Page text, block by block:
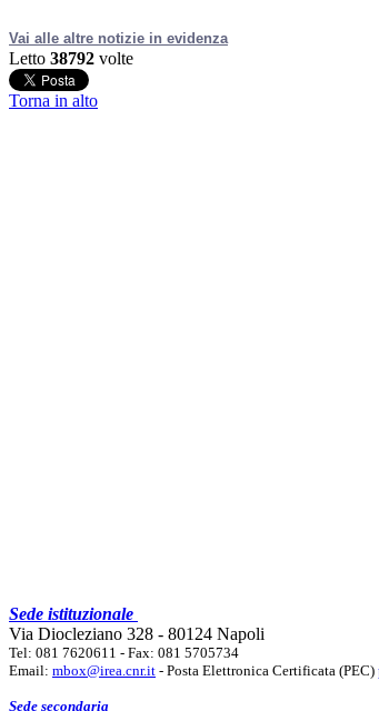
Vai alle altre notizie in evidenza
Letto 38792 volte
Torna in alto
Sede istituzionale
Via Diocleziano 328 - 80124 Napoli
Tel: 081 7620611 - Fax: 081 5705734
Email: mbox@irea.cnr.it - Posta Elettronica Certificata (PEC)
Sede secondaria